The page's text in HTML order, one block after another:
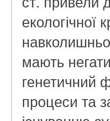
екологічної
мають
генетичний
процеси та